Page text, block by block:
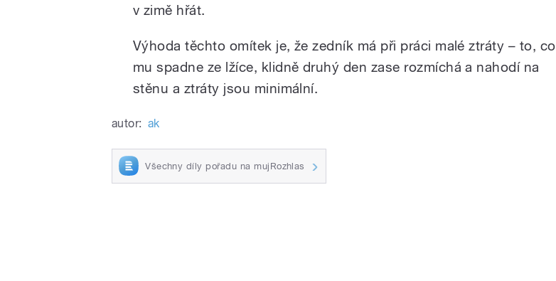
pause
v zimě hřát.
Výhoda těchto omítek je, že zedník má při práci malé ztráty – to, co
mu spadne ze lžíce, klidně druhý den zase rozmíchá a nahodí na
stěnu a ztráty jsou minimální.
autor: ak
Všechny díly pořadu na mujRozhlas